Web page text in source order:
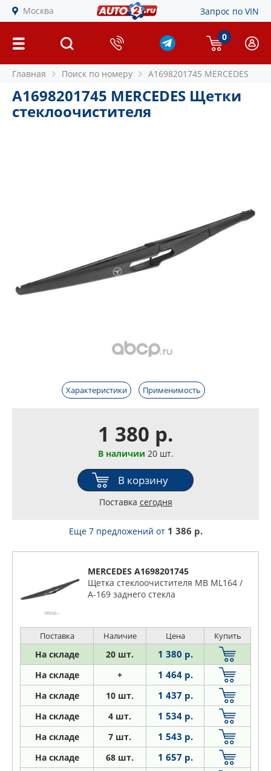
Москва Запрос по VIN
0
Главная Поиск по номеру A1698201745 MERCEDES
A1698201745 MERCEDES Щетки
стеклоочистителя
Характеристики Применимость
1 380 р.
В наличии 20 шт.
В корзину
Поставка сегодня
Еще 7 предложений от 1 386 р.
MERCEDES A1698201745
Щетка стеклоочистителя MB ML164 /
A-169 заднего стекла
Поставка Наличие Цена Купить
На складе 20 шт. 1 380 р.
На складе + 1 464 р.
На складе 10 шт. 1 437 р.
На складе 4 шт. 1 534 р.
На складе 7 шт. 1 543 р.
На складе 68 шт. 1 657 р.